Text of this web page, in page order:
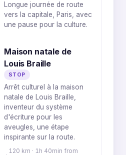
Longue journée de route
vers la capitale, Paris, avec
une pause pour la culture.
Maison natale de
Louis Braille
STOP
Arrêt culturel à la maison
natale de Louis Braille,
inventeur du système
d'écriture pour les
aveugles, une étape
inspirante sur la route.
120 km · 1h 40min from